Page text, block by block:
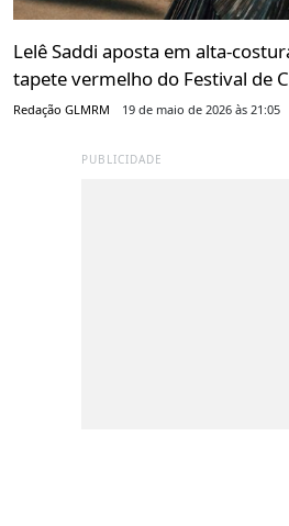
Lelê Saddi aposta em alta-
tapete vermelho do Festival de
Redação GLMRM 19 de maio de 2026 às 21:05
PUBLICIDADE